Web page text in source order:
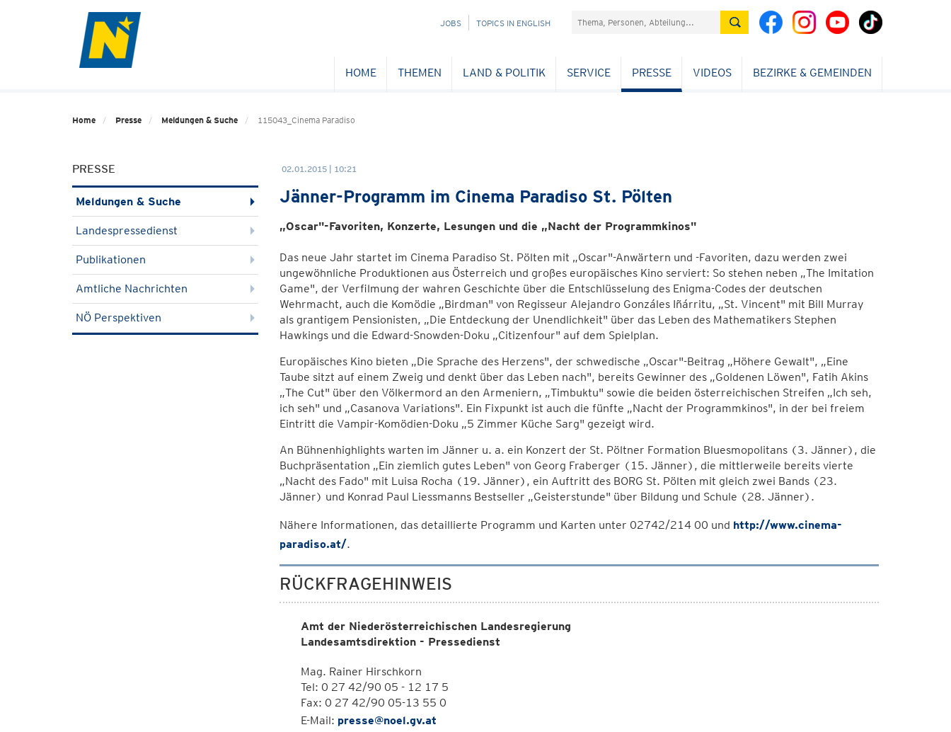
NAVIGATION
JOBS TOPICS IN ENGLISH Suchefeld
HOME THEMEN LAND & POLITIK SERVICE PRESSE VIDEOS BEZIRKE & GEMEINDEN
Home Presse Meldungen & Suche 115043_Cinema Paradiso
PRESSE
Meldungen & Suche
Landespressedienst
Publikationen
Amtliche Nachrichten
NÖ Perspektiven
02.01.2015 | 10:21
Jänner-Programm im Cinema Paradiso St. Pölten
„Oscar"-Favoriten, Konzerte, Lesungen und die „Nacht der Programmkinos"
Das neue Jahr startet im Cinema Paradiso St. Pölten mit „Oscar"-Anwärtern und -Favoriten, dazu werden zwei
ungewöhnliche Produktionen aus Österreich und großes europäisches Kino serviert: So stehen neben „The Imitation
Game", der Verfilmung der wahren Geschichte über die Entschlüsselung des Enigma-Codes der deutschen
Wehrmacht, auch die Komödie „Birdman" von Regisseur Alejandro Gonzáles Iñárritu, „St. Vincent" mit Bill Murray
als grantigem Pensionisten, „Die Entdeckung der Unendlichkeit" über das Leben des Mathematikers Stephen
Hawkings und die Edward-Snowden-Doku „Citizenfour" auf dem Spielplan.
Europäisches Kino bieten „Die Sprache des Herzens", der schwedische „Oscar"-Beitrag „Höhere Gewalt", „Eine
Taube sitzt auf einem Zweig und denkt über das Leben nach", bereits Gewinner des „Goldenen Löwen", Fatih Akins
„The Cut" über den Völkermord an den Armeniern, „Timbuktu" sowie die beiden österreichischen Streifen „Ich seh,
ich seh" und „Casanova Variations". Ein Fixpunkt ist auch die fünfte „Nacht der Programmkinos", in der bei freiem
Eintritt die Vampir-Komödien-Doku „5 Zimmer Küche Sarg" gezeigt wird.
An Bühnenhighlights warten im Jänner u. a. ein Konzert der St. Pöltner Formation Bluesmopolitans (3. Jänner), die
Buchpräsentation „Ein ziemlich gutes Leben" von Georg Fraberger (15. Jänner), die mittlerweile bereits vierte
„Nacht des Fado" mit Luisa Rocha (19. Jänner), ein Auftritt des BORG St. Pölten mit gleich zwei Bands (23.
Jänner) und Konrad Paul Liessmanns Bestseller „Geisterstunde" über Bildung und Schule (28. Jänner).
Nähere Informationen, das detaillierte Programm und Karten unter 02742/214 00 und http://www.cinema-
paradiso.at/.
RÜCKFRAGEHINWEIS
Amt der Niederösterreichischen Landesregierung
Landesamtsdirektion - Pressedienst
Mag. Rainer Hirschkorn
Tel: 0 27 42/90 05 - 12 17 5
Fax: 0 27 42/90 05-13 55 0
E-Mail: presse@noel.gv.at